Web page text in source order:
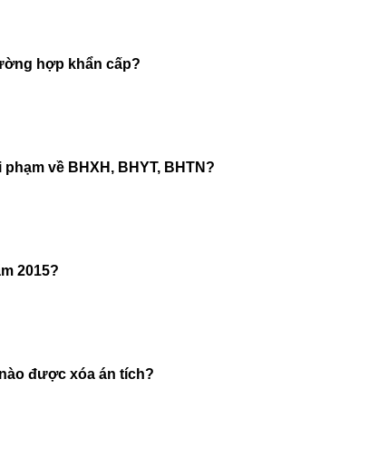
hợp khẩn cấp?
về BHXH, BHYT, BHTN?
2015?
được xóa án tích?